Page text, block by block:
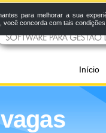
Início
para melhorar a sua
você concorda com tais